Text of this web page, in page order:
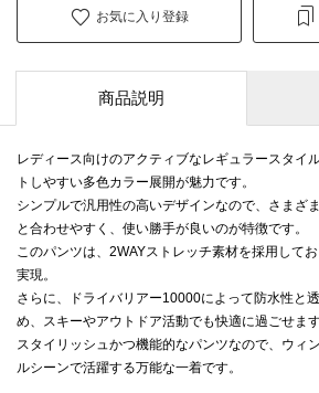
お気に入り登録
商品説明
レディース向けのアクティブなレギュラースタイ
トしやすい多色カラー展開が魅力です。
シンプルで汎用性の高いデザインなので、さまざ
と合わせやすく、使い勝手が良いのが特徴です。
このパンツは、2WAYストレッチ素材を採用して
実現。
さらに、ドライバリアー10000によって防水性と
め、スキーやアウトドア活動でも快適に過ごせます
スタイリッシュかつ機能的なパンツなので、ウィ
ルシーンで活躍する万能な一着です。